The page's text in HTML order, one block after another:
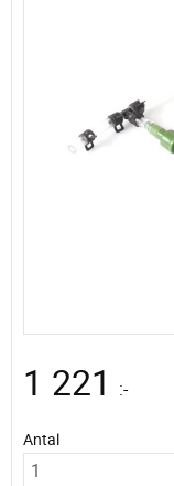
1 221 :-
Antal